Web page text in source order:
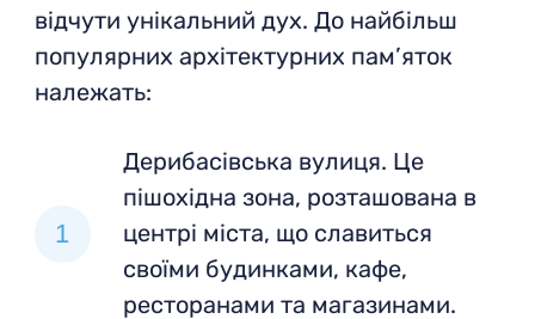
відчути унікальний дух. До найбільш
популярних архітектурних пам’яток
належать:
Дерибасівська вулиця. Це
пішохідна зона, розташована в
центрі міста, що славиться
своїми будинками, кафе,
ресторанами та магазинами.